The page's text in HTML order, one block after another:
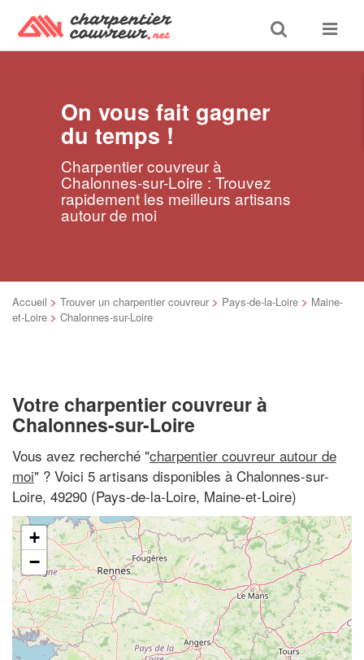
Toggle
search
Toggle
On vous fait gagner
du temps !
Charpentier couvreur à
Chalonnes-sur-Loire : Trouvez
rapidement les meilleurs artisans
autour de moi
Accueil > Trouver un charpentier couvreur > Pays-de-la-Loire > Maine-
et-Loire > Chalonnes-sur-Loire
Votre charpentier couvreur à
Chalonnes-sur-Loire
Vous avez recherché "charpentier couvreur autour de
moi" ? Voici 5 artisans disponibles à Chalonnes-sur-
Loire, 49290 (Pays-de-la-Loire, Maine-et-Loire)
+
−